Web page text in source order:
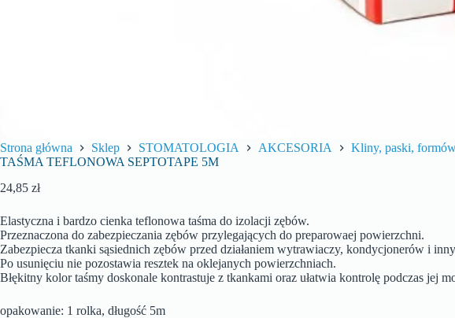
Strona główna Sklep STOMATOLOGIA AKCESORIA Kliny, paski,
TAŚMA TEFLONOWA SEPTOTAPE 5M
24,85 zł
Elastyczna i bardzo cienka teflonowa taśma do izolacji zębów.
Przeznaczona do zabezpieczania zębów przylegających do preparowaej powierzchni.
Zabezpiecza tkanki sąsiednich zębów przed działaniem wytrawiaczy, kondycjonerów i
Po usunięciu nie pozostawia resztek na oklejanych powierzchniach.
Błękitny kolor taśmy doskonale kontrastuje z tkankami oraz ułatwia kontrolę podczas jej
opakowanie: 1 rolka, długość 5m